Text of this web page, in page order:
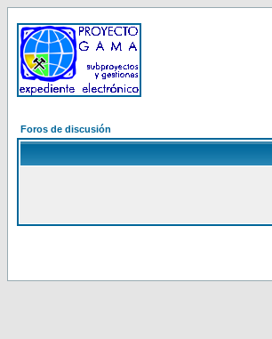
Foros de discusión